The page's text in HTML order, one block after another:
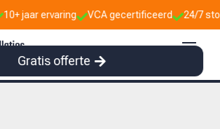
VCA gecertificeerd24/7 storingsdienst
Gratis offerte